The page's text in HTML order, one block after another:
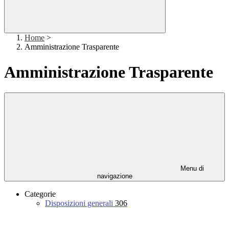
Home >
Amministrazione Trasparente
Amministrazione Trasparente
Menu di
navigazione
Categorie
Disposizioni generali 306